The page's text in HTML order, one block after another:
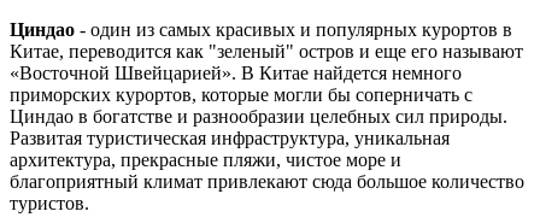
Циндао - один из самых красивых и популярных курортов в
Китаe, переводится как "зеленый" остров и еще его называют
«Восточной Швейцарией». В Китае найдется немного
приморских курортов, которые могли бы соперничать с
Циндао в богатстве и разнообразии целебных сил природы.
Развитая туристическая инфраструктура, уникальная
архитектура, прекрасные пляжи, чистое море и
благоприятный климат привлекают сюда большое количество
туристов.